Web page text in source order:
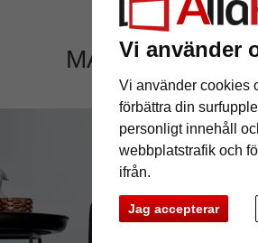
Vi använder
Vi använder cookies
förbättra din
personligt innehåll
webbplatstrafik och
ifrån.
Jag accepterar
MAGASIN